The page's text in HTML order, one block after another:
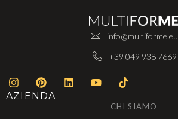
info@multiforme.eu
+39 049 938 7669
AZIENDA
CHI SIAMO